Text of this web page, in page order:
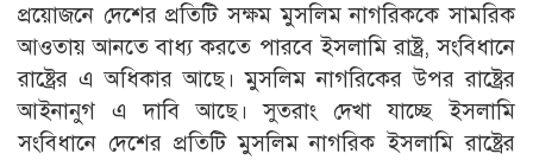
প্রয়ােজনে দেশের প্রতিটি সক্ষম মুসলিম নাগরিককে সামরিক
আওতায় আনতে বাধ্য করতে পারবে ইসলামি রাষ্ট্র, সংবিধানে
রাষ্ট্রের এ অধিকার আছে। মুসলিম নাগরিকের উপর রাষ্ট্রের
আইনানুগ এ দাবি আছে। সুতরাং দেখা যাচ্ছে ইসলামি
সংবিধানে দেশের প্রতিটি মুসলিম নাগরিক ইসলামি রাষ্ট্রের